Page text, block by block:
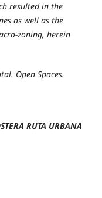
resulted in the
as well as the
zoning, herein
Open Spaces.
RUTA URBANA